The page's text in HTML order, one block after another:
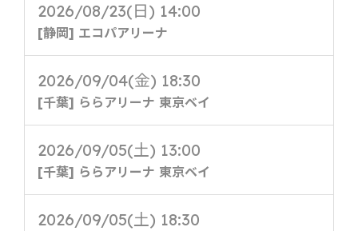
2026/08/23(日) 14:00
[静岡] エコパアリーナ
2026/09/04(金) 18:30
[千葉] ららアリーナ 東京ベイ
2026/09/05(土) 13:00
[千葉] ららアリーナ 東京ベイ
2026/09/05(土) 18:30